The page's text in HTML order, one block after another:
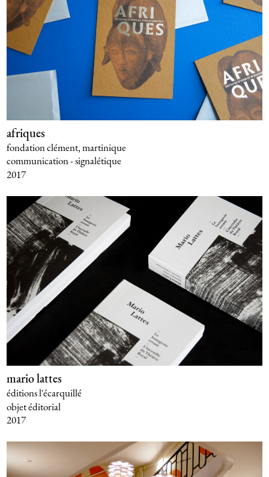
afriques
fondation clément, martinique
communication - signalétique
2017
mario lattes
éditions l'écarquillé
objet éditorial
2017